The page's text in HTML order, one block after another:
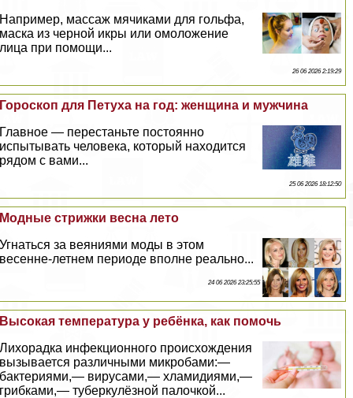
Например, массаж мячиками для гольфа,
маска из черной икры или омоложение
лица при помощи...
26 06 2026 2:19:29
Гороскоп для Пeтyxа на год: женщина и мужчина
Главное — перестаньте постоянно
испытывать человека, который находится
рядом с вами...
25 06 2026 18:12:50
Модные стрижки весна лето
Угнаться за веяниями моды в этом
весенне-летнем периоде вполне реально...
24 06 2026 23:25:55
Высокая температура у ребёнка, как помочь
Лихорадка инфекционного происхождения
вызывается различными микробами:—
бактериями,— вирусами,— xлaмидиями,—
грибками,— туберкулёзной палочкой...